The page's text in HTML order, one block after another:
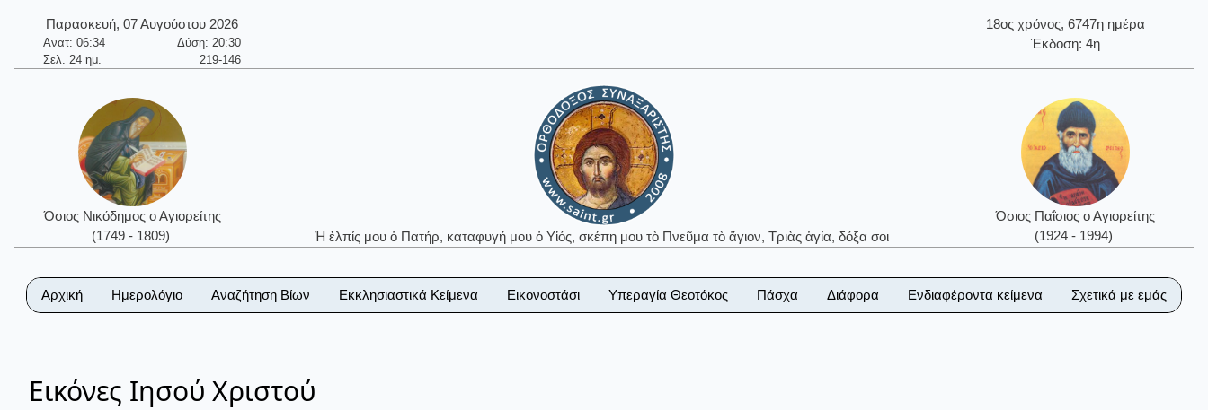
Παρασκευή, 07 Αυγούστου 2026
Ανατ: 06:34
Δύση: 20:30
Σελ. 24 ημ.
219-146
18ος χρόνος, 6747η ημέρα
Έκδοση: 4η
Όσιος Νικόδημος ο Αγιορείτης
(1749 - 1809)
Ἡ ἐλπίς μου ὁ Πατήρ, καταφυγή μου ὁ Υἱός, σκέπη μου τὸ Πνεῦμα τὸ ἅγιον, Τριὰς ἁγία, δόξα σοι
Όσιος Παΐσιος ο Αγιορείτης
(1924 - 1994)
Αρχική Ημερολόγιο Αναζήτηση Βίων Εκκλησιαστικά Κείμενα Εικονοστάσι Υπεραγία Θεοτόκος Πάσχα Διάφορα Ενδιαφέροντα κείμενα Σχετικά με εμάς
Εικόνες Ιησού Χριστού